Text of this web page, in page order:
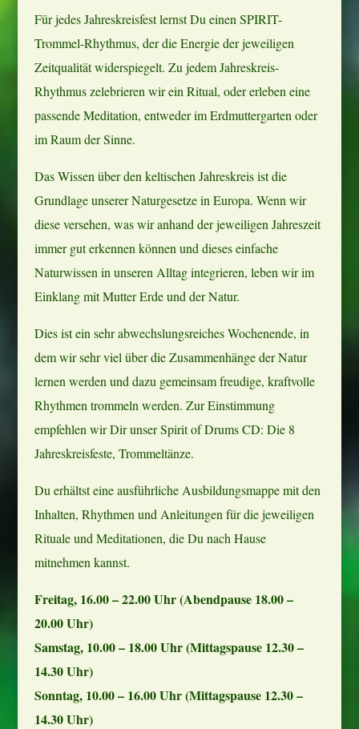
Für jedes Jahreskreisfest lernst Du einen SPIRIT-
Trommel-Rhythmus, der die Energie der jeweiligen
Zeitqualität widerspiegelt. Zu jedem Jahreskreis-
Rhythmus zelebrieren wir ein Ritual, oder erleben eine
passende Meditation, entweder im Erdmuttergarten oder
im Raum der Sinne.
Das Wissen über den keltischen Jahreskreis ist die
Grundlage unserer Naturgesetze in Europa. Wenn wir
diese versehen, was wir anhand der jeweiligen Jahreszeit
immer gut erkennen können und dieses einfache
Naturwissen in unseren Alltag integrieren, leben wir im
Einklang mit Mutter Erde und der Natur.
Dies ist ein sehr abwechslungsreiches Wochenende, in
dem wir sehr viel über die Zusammenhänge der Natur
lernen werden und dazu gemeinsam freudige, kraftvolle
Rhythmen trommeln werden. Zur Einstimmung
empfehlen wir Dir unser Spirit of Drums CD: Die 8
Jahreskreisfeste, Trommeltänze.
Du erhältst eine ausführliche Ausbildungsmappe mit den
Inhalten, Rhythmen und Anleitungen für die jeweiligen
Rituale und Meditationen, die Du nach Hause
mitnehmen kannst.
Freitag, 16.00 – 22.00 Uhr (Abendpause 18.00 –
20.00 Uhr)
Samstag, 10.00 – 18.00 Uhr (Mittagspause 12.30 –
14.30 Uhr)
Sonntag, 10.00 – 16.00 Uhr (Mittagspause 12.30 –
14.30 Uhr)